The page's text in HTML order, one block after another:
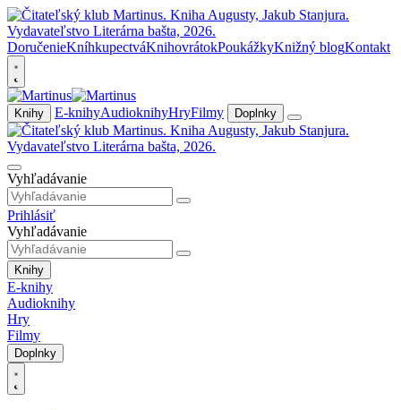
DoručenieKníhkupectváKnihovrátokPoukážkyKnižný blogKontakt
Knihy E-knihyAudioknihyHryFilmy Doplnky
Vyhľadávanie
Prihlásiť
Vyhľadávanie
Knihy
E-knihy
Audioknihy
Hry
Filmy
Doplnky